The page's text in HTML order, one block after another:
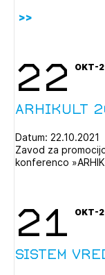
22 OKT-
Arhikult
Datum: 22.10.2021
Zavod za
konferenco
21 OKT-
Sistem